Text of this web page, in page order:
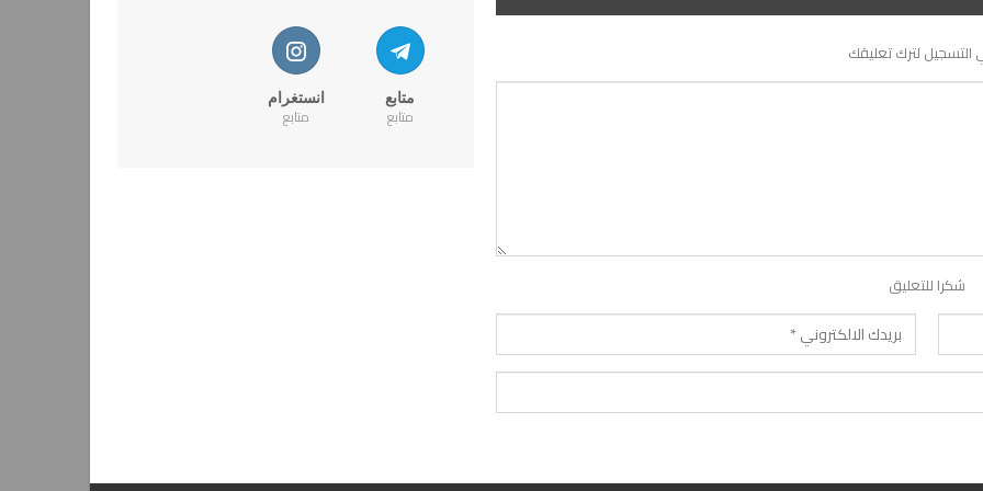
التسجيل لترك تعليقك
شكرا للتعليق
متابع
متابع
انستغرام
متابع